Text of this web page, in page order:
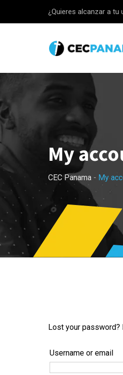
¿Quieres alcanzar a tu
My
CEC Panama - My
Lost your password?
Username or email